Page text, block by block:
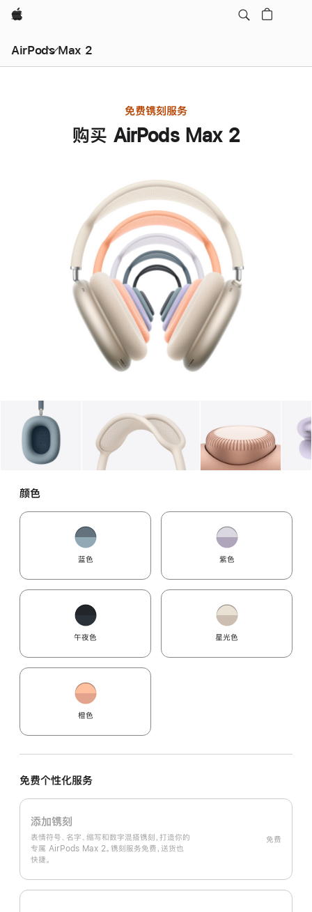
Apple
AirPods Max 2
免费镌刻服务
购买 AirPods Max 2
图库 1 图库 图像 图库 图像
颜色
蓝色 紫色
午夜色 星光色
橙色
免费个性化服务
添加镌刻
表情符号、名字、缩写和数字混搭镌刻，打造你的
专属 AirPods Max 2。镌刻服务免费，送货也
快捷。
免费